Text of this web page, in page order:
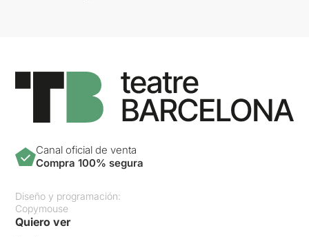
Canal oficial de venta
Compra 100% segura
Diseño y programación:
Copymouse
Quiero ver